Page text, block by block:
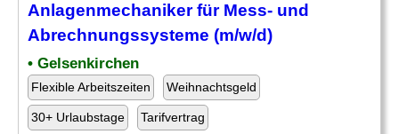
Anlagenmechaniker für Mess- und
Abrechnungssysteme (m/w/d)
• Gelsenkirchen
Flexible Arbeitszeiten Weihnachtsgeld
30+ Urlaubstage Tarifvertrag